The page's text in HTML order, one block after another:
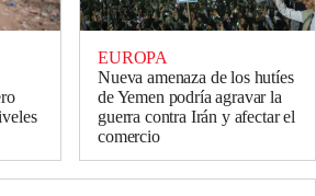
EUROPA
Nueva amenaza de los hutíes
de Yemen podría agravar la
guerra contra Irán y afectar el
comercio